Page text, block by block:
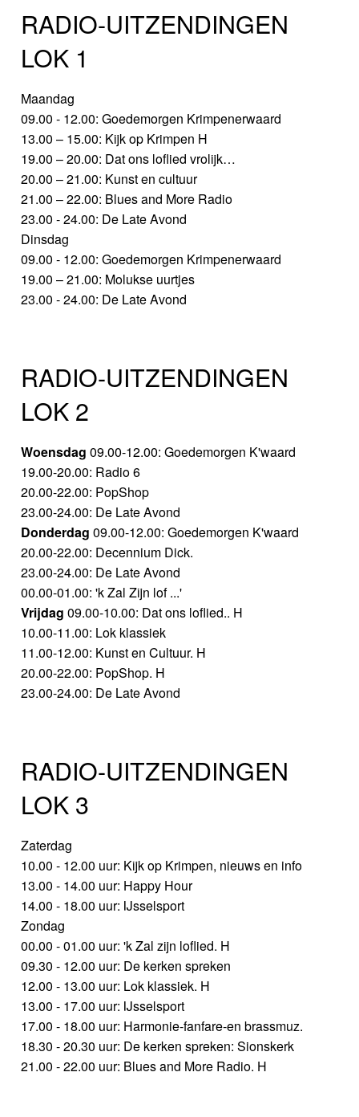
RADIO-UITZENDINGEN
LOK 1
Maandag
09.00 - 12.00: Goedemorgen Krimpenerwaard
13.00 – 15.00: Kijk op Krimpen H
19.00 – 20.00: Dat ons loflied vrolijk…
20.00 – 21.00: Kunst en cultuur
21.00 – 22.00: Blues and More Radio
23.00 - 24.00: De Late Avond
Dinsdag
09.00 - 12.00: Goedemorgen Krimpenerwaard
19.00 – 21.00: Molukse uurtjes
23.00 - 24.00: De Late Avond
RADIO-UITZENDINGEN
LOK 2
Woensdag 09.00-12.00: Goedemorgen K'waard
19.00-20.00: Radio 6
20.00-22.00: PopShop
23.00-24.00: De Late Avond
Donderdag 09.00-12.00: Goedemorgen K'waard
20.00-22.00: Decennium Dick.
23.00-24.00: De Late Avond
00.00-01.00: 'k Zal Zijn lof ...'
Vrijdag 09.00-10.00: Dat ons loflied.. H
10.00-11.00: Lok klassiek
11.00-12.00: Kunst en Cultuur. H
20.00-22.00: PopShop. H
23.00-24.00: De Late Avond
RADIO-UITZENDINGEN
LOK 3
Zaterdag
10.00 - 12.00 uur: Kijk op Krimpen, nieuws en info
13.00 - 14.00 uur: Happy Hour
14.00 - 18.00 uur: IJsselsport
Zondag
00.00 - 01.00 uur: 'k Zal zijn loflied. H
09.30 - 12.00 uur: De kerken spreken
12.00 - 13.00 uur: Lok klassiek. H
13.00 - 17.00 uur: IJsselsport
17.00 - 18.00 uur: Harmonie-fanfare-en brassmuz.
18.30 - 20.30 uur: De kerken spreken: Sionskerk
21.00 - 22.00 uur: Blues and More Radio. H